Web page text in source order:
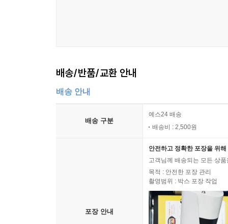
배송/반품/교환 안내
배송 안내
배송 구분
예스24 배송
배송비 : 2,500원
포장 안내
안전하고 정확한 포장을 위
고객님께 배송되는 모든 상
목적 : 안전한 포장 관리
촬영범위 : 박스 포장 작업